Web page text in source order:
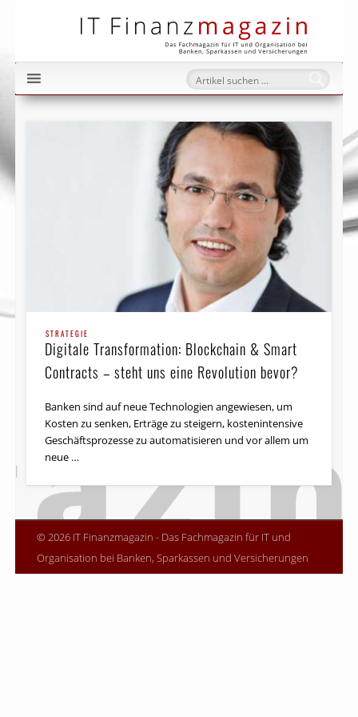
STRATEGIE
Digitale Transformation: Blockchain & Smart
Contracts – steht uns eine Revolution bevor?
Banken sind auf neue Technologien angewiesen, um
Kosten zu senken, Erträge zu steigern, kosten­intensive
Geschäftsprozesse zu auto­ma­ti­sieren und vor allem um
neue …
© 2026 IT Finanzmagazin - Das Fachmagazin für IT und
Organisation bei Banken, Sparkassen und Versicherungen